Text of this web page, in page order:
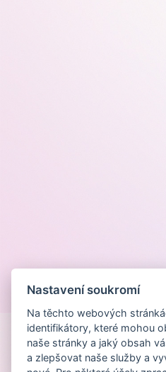
Nastavení soukromí
Na těchto webových
identifikátory, které mohou
naše stránky a jaký obsah
a zlepšovat naše služby a